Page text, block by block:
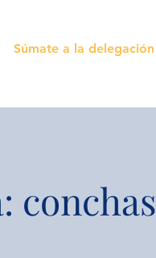
Súmate a la delegación
conchas